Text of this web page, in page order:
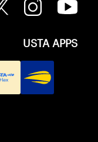
USTA APPS